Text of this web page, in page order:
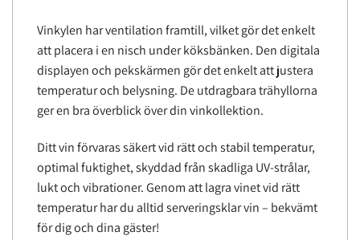
Vinkylen har ventilation framtill, vilket gör det enkelt
att placera i en nisch under köksbänken. Den digitala
displayen och pekskärmen gör det enkelt att justera
temperatur och belysning. De utdragbara trähyllorna
ger en bra överblick över din vinkollektion.
Ditt vin förvaras säkert vid rätt och stabil temperatur,
optimal fuktighet, skyddad från skadliga UV-strålar,
lukt och vibrationer. Genom att lagra vinet vid rätt
temperatur har du alltid serveringsklar vin – bekvämt
för dig och dina gäster!